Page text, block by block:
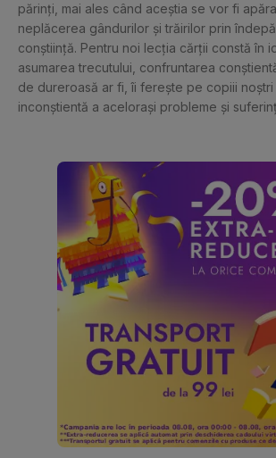
părinți, mai ales când aceștia se vor fi
neplăcerea gândurilor și trăirilor prin
conștiință. Pentru noi lecția cărții constă în
asumarea trecutului, confruntarea
de dureroasă ar fi, îi ferește pe copiii
inconștientă a acelorași probleme și